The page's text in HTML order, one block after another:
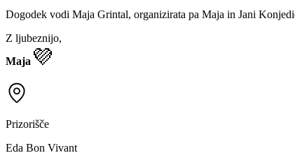
Dogodek vodi Maja Grintal, organizirata pa Maja in Jani
Z ljubeznijo,
Maja 💜
Prizorišče
Eda Bon Vivant